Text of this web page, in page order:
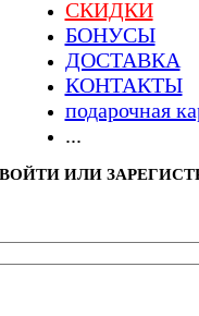
СКИДКИ
БОНУСЫ
ДОСТАВКА
КОНТАКТЫ
подарочная
...
ВОЙТИ ИЛИ